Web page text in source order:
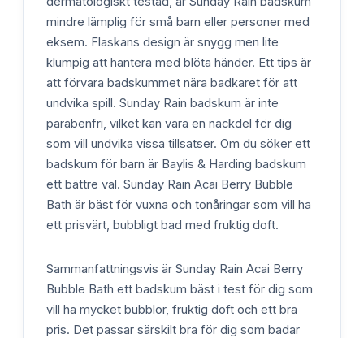
mindre lämplig för små barn eller personer med
eksem. Flaskans design är snygg men lite
klumpig att hantera med blöta händer. Ett tips är
att förvara badskummet nära badkaret för att
undvika spill. Sunday Rain badskum är inte
parabenfri, vilket kan vara en nackdel för dig
som vill undvika vissa tillsatser. Om du söker ett
badskum för barn är Baylis & Harding badskum
ett bättre val. Sunday Rain Acai Berry Bubble
Bath är bäst för vuxna och tonåringar som vill ha
ett prisvärt, bubbligt bad med fruktig doft.
Sammanfattningsvis är Sunday Rain Acai Berry
Bubble Bath ett badskum bäst i test för dig som
vill ha mycket bubblor, fruktig doft och ett bra
pris. Det passar särskilt bra för dig som badar